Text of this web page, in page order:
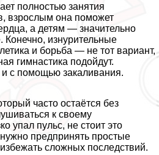
полностью занятия
взрослым она поможет
а детям — значительно
Конечно, изнурительные
и борьба — не тот вариант,
гимнастика подойдут.
с помощью закаливания.
часто остаётся без
к своему
упал пульс, не стоит это
предпринять простые
сложных последствий.